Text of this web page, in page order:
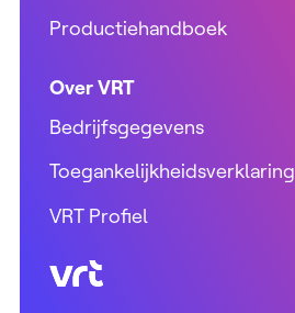
Productiehandboek
Over VRT
Bedrijfsgegevens
Toegankelijkheidsverklaring
VRT Profiel
VRT (home)